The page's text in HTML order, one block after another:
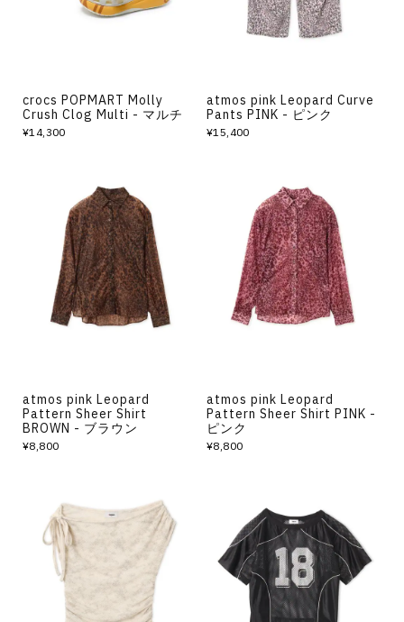
crocs POPMART Molly
Crush Clog Multi - マルチ
¥14,300
atmos pink Leopard Curve
Pants PINK - ピンク
¥15,400
atmos pink Leopard
Pattern Sheer Shirt
BROWN - ブラウン
¥8,800
atmos pink Leopard
Pattern Sheer Shirt PINK -
ピンク
¥8,800